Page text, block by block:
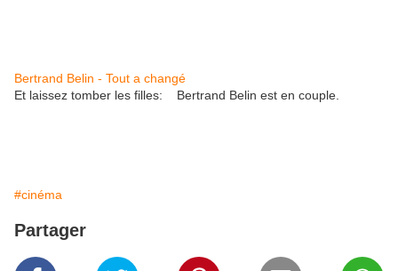
Bertrand Belin - Tout a changé
Et laissez tomber les filles: Bertrand Belin est en couple.
#cinéma
Partager